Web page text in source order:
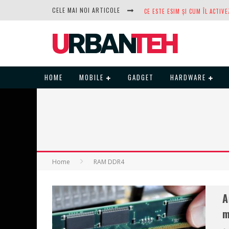
CELE MAI NOI ARTICOLE
DUPĂ ANI DE REFUZURI,
HOME MOBILE GADGET HARDWARE
Home RAM DDR4